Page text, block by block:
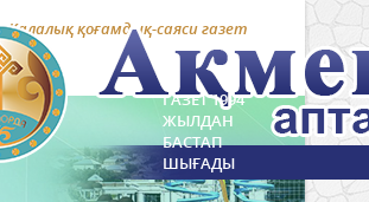
Қалалық қоғамдық-саяси газет
ГАЗЕТ 1994
ЖЫЛДАН
БАСТАП
ШЫҒАДЫ